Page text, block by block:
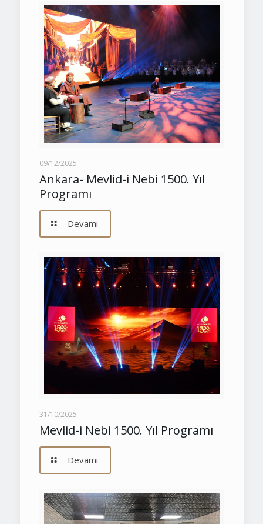
09/12/2025
Ankara- Mevlid-i Nebi 1500. Yıl
Programı
Devamı
31/10/2025
Mevlid-i Nebi 1500. Yıl Programı
Devamı